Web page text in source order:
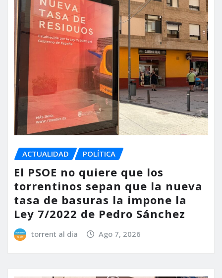
ACTUALIDAD POLÍTICA
El PSOE no quiere que los
torrentinos sepan que la nueva
tasa de basuras la impone la
Ley 7/2022 de Pedro Sánchez
torrent al dia Ago 7, 2026